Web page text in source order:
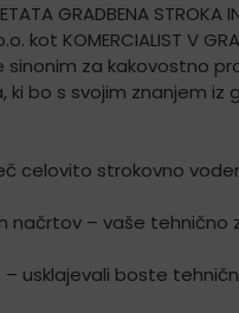
GRADBENA
kot KOMERCIALIST V
sinonim za
bo s svojim znanjem
celovito strokovno
načrtov – vaše tehnično
usklajevali boste